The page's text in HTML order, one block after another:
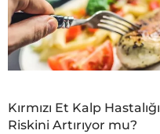
Kırmızı Et Kalp Hastalığı
Riskini Artırıyor mu?